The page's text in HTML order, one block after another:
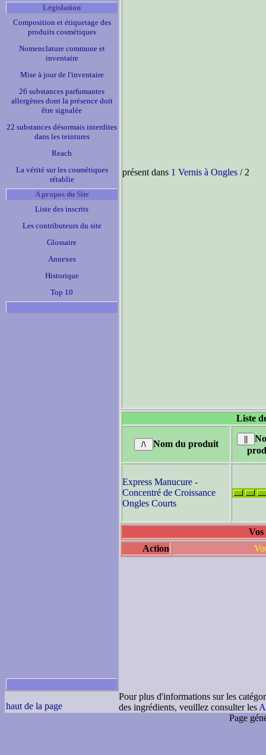
Législation
Composition et étiquetage des
produits cosmétiques
Nomenclature commune et
inventaire
Mise à jour de l'inventaire
26 substances parfumantes
allergènes dont la présence doit
être signalée
22 substances désormais interdites
dans les teintures
Reach
La vérité sur les cosmétiques
rétablie
A propos du Site
Liste des inscrits
Les contributeurs du site
Glossaire
Annexes
Historique
Top 10
présent dans 1 Vernis à Ongles / 2
Liste
Nom du produit
Express Manucure -
Concentré de Croissance
Ongles Courts
Action
haut de la page
Pour plus d'informations sur les
des ingrédients, veuillez consulter les
Page